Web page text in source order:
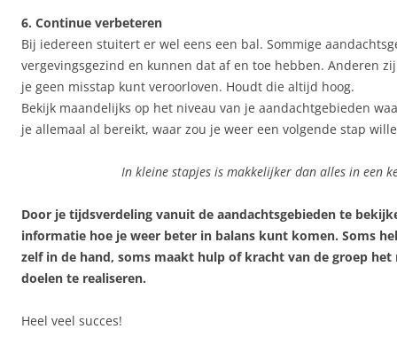
6. Continue verbeteren
Bij iedereen stuitert er wel eens een bal. Sommige
vergevingsgezind en kunnen dat af en toe hebben. Anderen
je geen misstap kunt veroorloven. Houdt die altijd hoog.
Bekijk maandelijks op het niveau van je aandachtgebieden
je allemaal al bereikt, waar zou je weer een volgende stap
In kleine stapjes is makkelijker dan alles in een
Door je tijdsverdeling vanuit de aandachtsgebieden te
informatie hoe je weer beter in balans kunt komen. Soms
zelf in de hand, soms maakt hulp of kracht van de groep
doelen te realiseren.
Heel veel succes!